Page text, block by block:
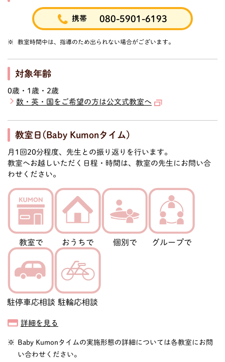
携帯 080-5901-6193
教室時間中は、指導のため出られない場合がございます。
対象年齢
0歳・1歳・2歳
数・英・国をご希望の方は公文式教室へ
教室日(Baby Kumonタイム)
月1回20分程度、先生との振り返りを行います。
教室へお越しいただく日程・時間は、教室の先生にお問い合
わせください。
教室で おうちで 個別で グループで
駐停車応相談 駐輪応相談
詳細を見る
Baby Kumonタイムの実施形態の詳細については各教室にお問
い合わせください。